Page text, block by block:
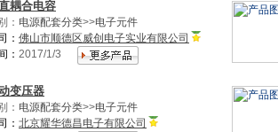
耦合电容
： 电源配套分类>>电子元件
： 佛山市顺德区威创电子实业有限公司
： 2017/1/3
变压器
： 电源配套分类>>电子元件
： 北京耀华德昌电子有限公司